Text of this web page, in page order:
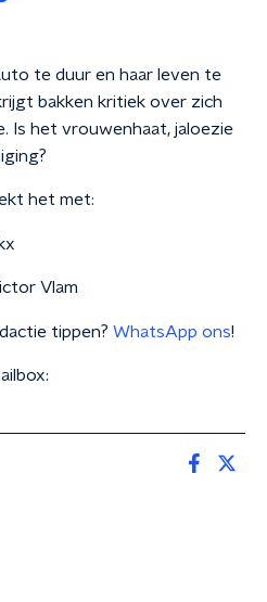
te duur en haar leven te
bakken kritiek over zich
Is het vrouwenhaat, jaloezie
het met:
Vlam
tippen? WhatsApp ons!